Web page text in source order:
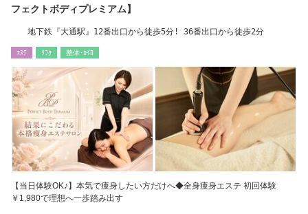
フェクトボディプレミアム】
地下鉄『大通駅』12番出口から徒歩5分! 36番出口から徒歩2分
ｴｽﾃ ﾘﾗｸ 整体･ｶｲﾛ
【当日体験OK♪】本気で痩身したい方だけへ◆全身痩身エステ 初回体験
￥1,980で理想へ一歩踏み出す